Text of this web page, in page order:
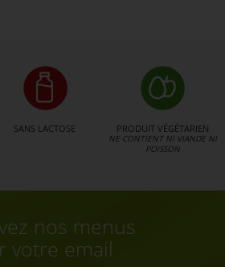
SANS LACTOSE PRODUIT VÉGÉTARIEN
NE CONTIENT NI VIANDE NI
POISSON
nos menus
votre email